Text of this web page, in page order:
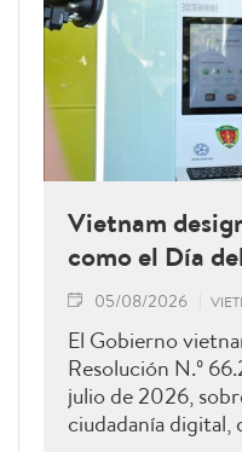
Vietnam
como el Día
05/08/2026
El Gobierno
Resolución N.º
julio de 2026,
ciudadanía digital,